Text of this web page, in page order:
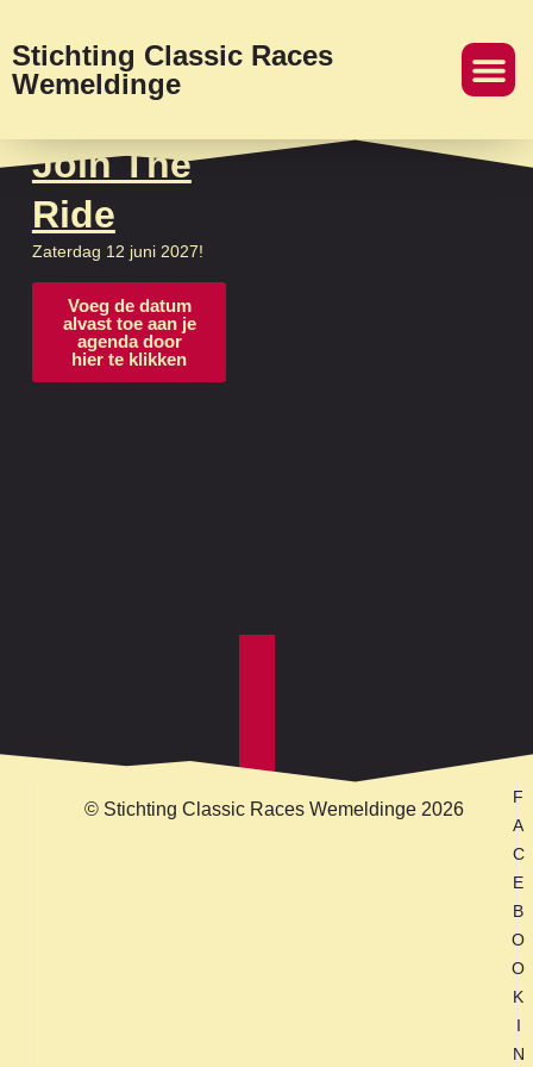
Stichting Classic Races
Wemeldinge
Join The
Ride
Zaterdag 12 juni 2027!
Voeg de datum
alvast toe aan je
agenda door
hier te klikken
© Stichting Classic Races Wemeldinge 2026
F
A
C
E
B
O
O
K
I
N